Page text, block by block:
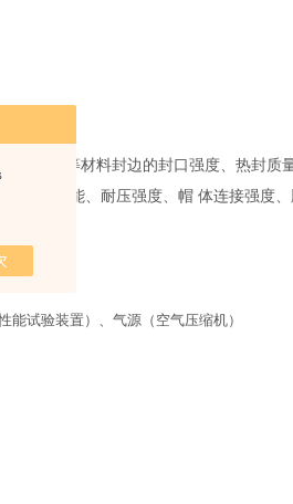
包装件等材料封边的封口强度、热封质
密封性能、耐压强度、帽 体连接强度
试验装置）、气源（空气压缩机）